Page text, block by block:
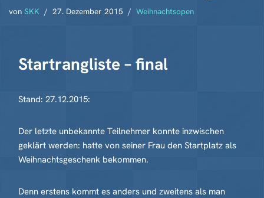
von SKK 27. Dezember 2015 Weihnachtsopen
Startrangliste – final
Stand: 27.12.2015:
Der letzte unbekannte Teilnehmer konnte inzwischen
geklärt werden: hatte von seiner Frau den Startplatz als
Weihnachtsgeschenk bekommen.
Denn erstens kommt es anders und zweitens als man